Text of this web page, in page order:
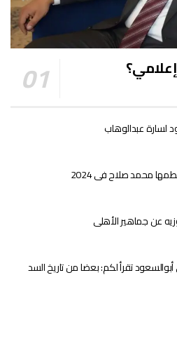
لسارة عبدالوهاب
عن جماهير الأهلى
أبوالسعود تقرأ لكم: بعضا من تاريخ السد